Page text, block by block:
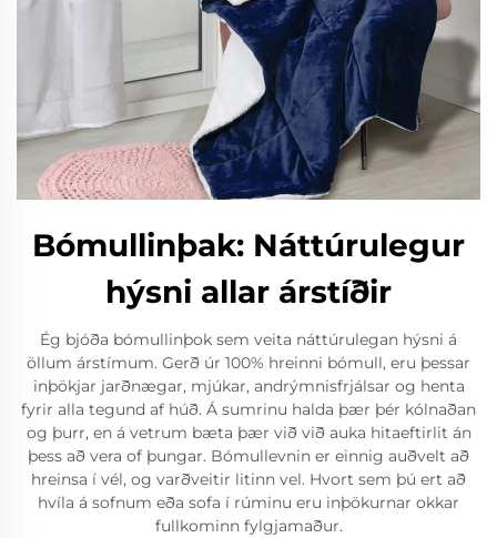
Bómullinþak: Náttúrulegur
hýsni allar árstíðir
Ég bjóða bómullinþok sem veita náttúrulegan hýsni á
öllum árstímum. Gerð úr 100% hreinni bómull, eru þessar
inþökjar jarðnægar, mjúkar, andrýmnisfrjálsar og henta
fyrir alla tegund af húð. Á sumrinu halda þær þér kólnaðan
og þurr, en á vetrum bæta þær við við auka hitaeftirlit án
þess að vera of þungar. Bómullevnin er einnig auðvelt að
hreinsa í vél, og varðveitir litinn vel. Hvort sem þú ert að
hvíla á sofnum eða sofa í rúminu eru inþökurnar okkar
fullkominn fylgjamaður.